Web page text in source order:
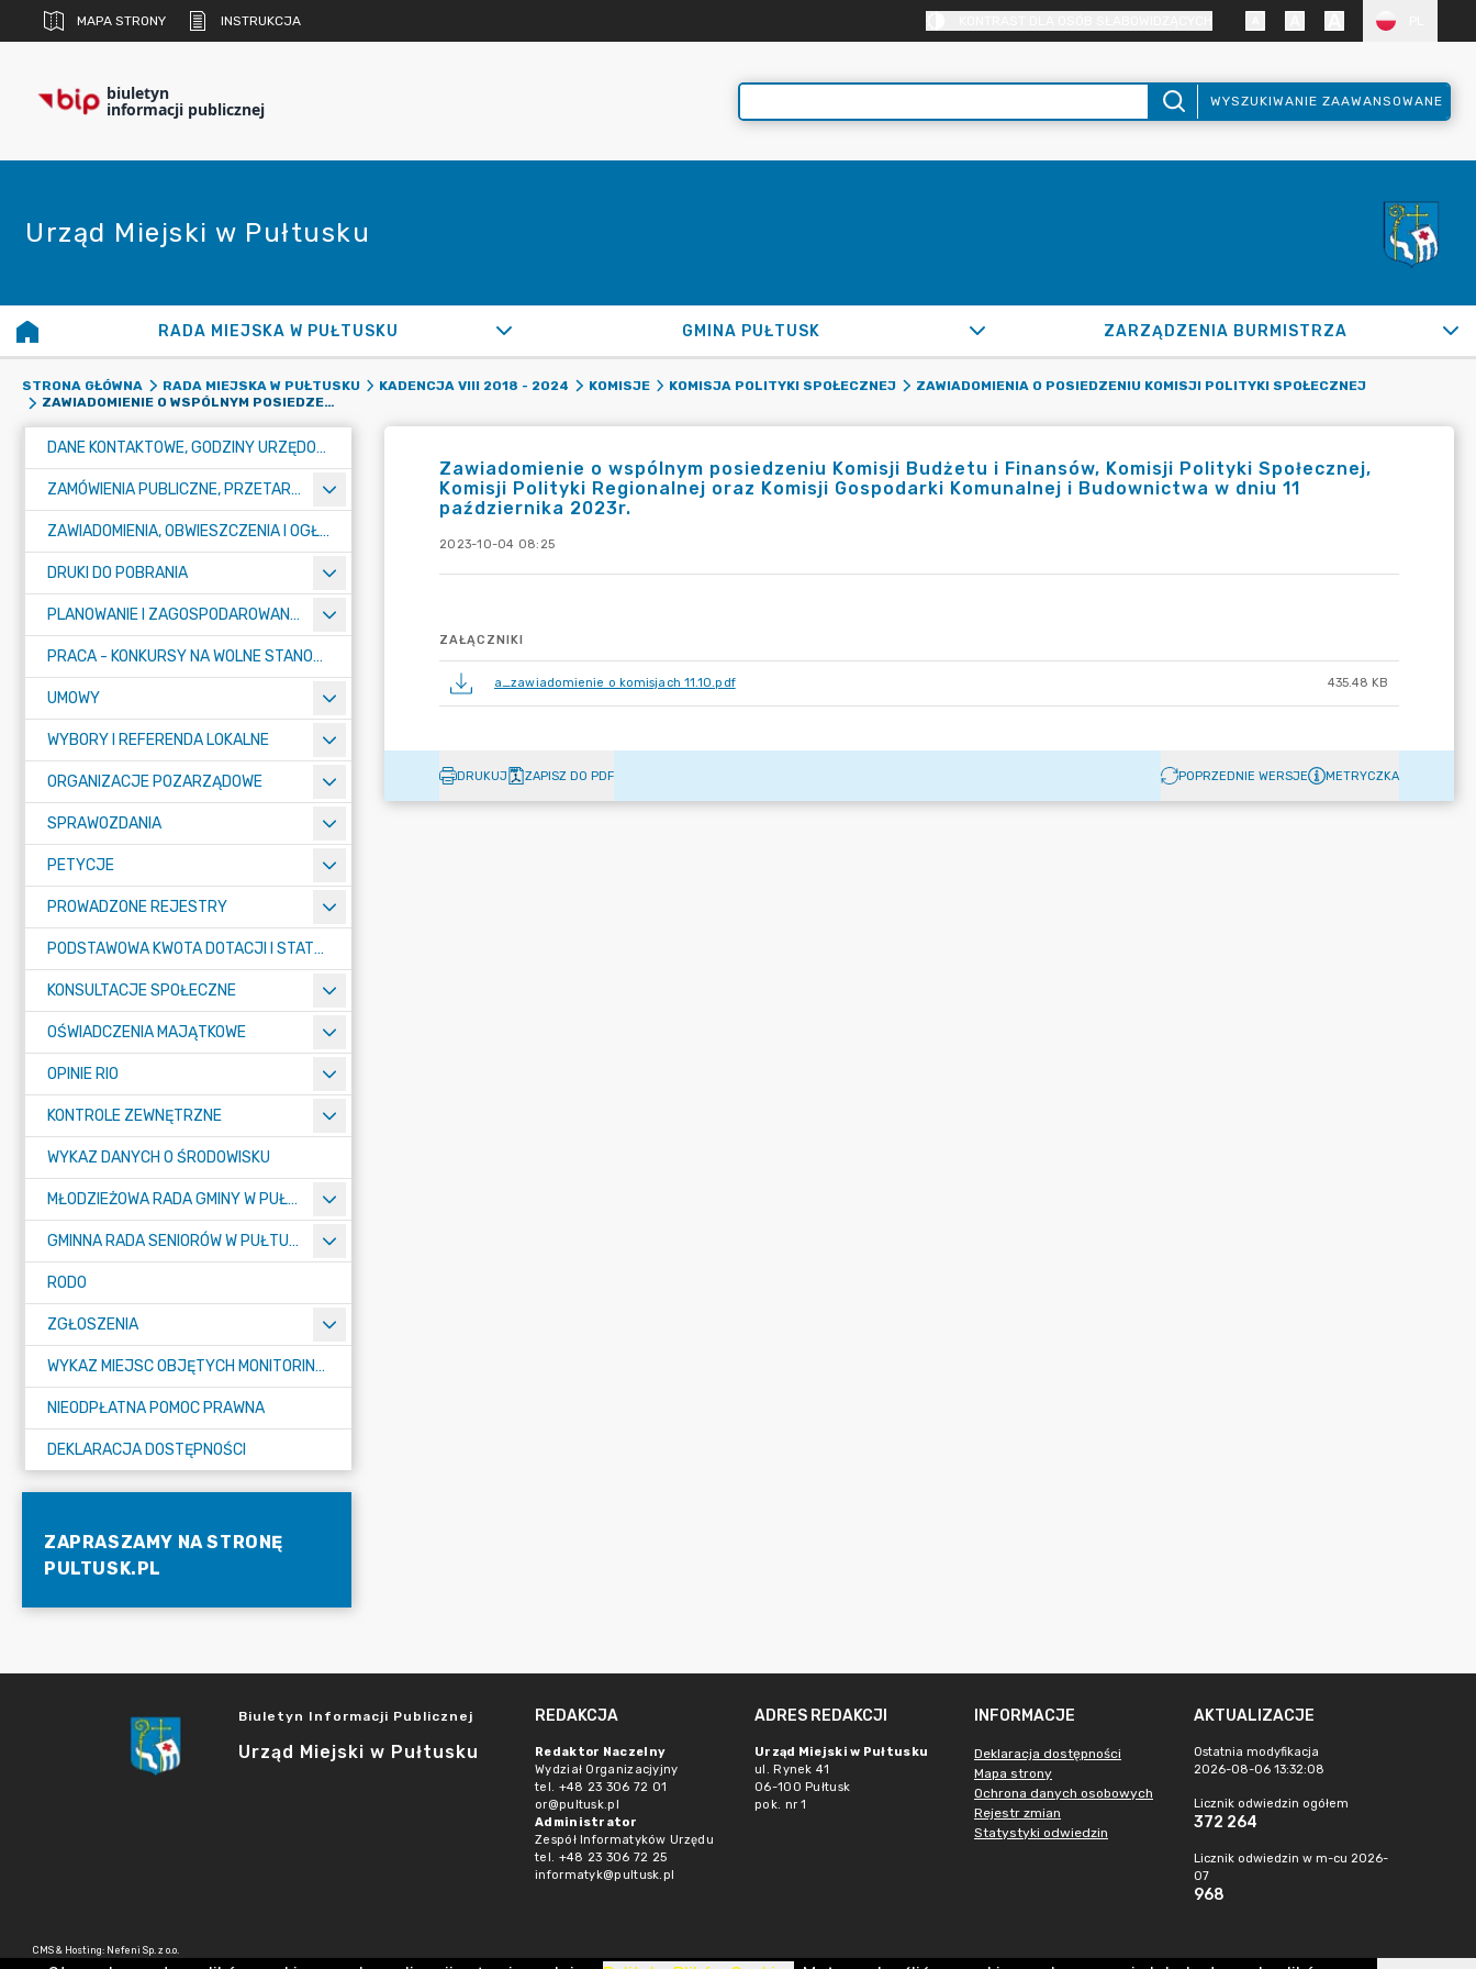
MAPA STRONY INSTRUKCJA
biuletyn
informacji publicznej WYSZUKIWANIE ZAAWANSOWANE
Urząd Miejski w Pułtusku
RADA MIEJSKA W PUŁTUSKU GMINA PUŁTUSK ZARZĄDZENIA BURMISTRZA
STRONA GŁÓWNA RADA MIEJSKA W PUŁTUSKU KADENCJA VIII 2018 - 2024 KOMISJE KOMISJA POLITYKI SPOŁECZNEJ
ZAWIADOMIENIA O POSIEDZENIU KOMISJI POLITYKI SPOŁECZNEJ
ZAWIADOMIENIE O WSPÓLNYM POSIEDZENIU KOMISJI BUDŻETU I FINANSÓW, KOMISJI POLITYKI SPOŁECZNEJ, KOMISJI POLITYKI REGIONALNEJ ORAZ KOMISJI GOSPODARKI KOMUNALNEJ I BUDOWNICTWA W DNIU 11 PAŹDZIERNIKA 2023R.
DANE KONTAKTOWE, GODZINY URZĘDOWANIA I NUMER KONTA BANKOWEGO
ZAMÓWIENIA PUBLICZNE, PRZETARGI, KONKURSY
ZAWIADOMIENIA, OBWIESZCZENIA I OGŁOSZENIA
DRUKI DO POBRANIA
PLANOWANIE I ZAGOSPODAROWANIE PRZESTRZENNE
PRACA - KONKURSY NA WOLNE STANOWISKA
UMOWY
WYBORY I REFERENDA LOKALNE
ORGANIZACJE POZARZĄDOWE
SPRAWOZDANIA
PETYCJE
PROWADZONE REJESTRY
PODSTAWOWA KWOTA DOTACJI I STATYSTYCZNA LICZBA UCZNIÓW
KONSULTACJE SPOŁECZNE
OŚWIADCZENIA MAJĄTKOWE
OPINIE RIO
KONTROLE ZEWNĘTRZNE
WYKAZ DANYCH O ŚRODOWISKU
MŁODZIEŻOWA RADA GMINY W PUŁTUSKU
GMINNA RADA SENIORÓW W PUŁTUSKU
RODO
ZGŁOSZENIA
WYKAZ MIEJSC OBJĘTYCH MONITORINGIEM
NIEODPŁATNA POMOC PRAWNA
DEKLARACJA DOSTĘPNOŚCI
ZAPRASZAMY NA STRONĘ
PULTUSK.PL
Zawiadomienie o wspólnym posiedzeniu Komisji Budżetu i Finansów, Komisji Polityki Społecznej,
Komisji Polityki Regionalnej oraz Komisji Gospodarki Komunalnej i Budownictwa w dniu 11
października 2023r.
2023-10-04 08:25
ZAŁĄCZNIKI
a_zawiadomienie o komisjach 11.10.pdf 435.48 KB
DRUKUJ ZAPISZ DO PDF POPRZEDNIE WERSJE METRYCZKA
Biuletyn Informacji Publicznej
Urząd Miejski w Pułtusku
REDAKCJA
Redaktor Naczelny
Wydział Organizacjyjny
tel. +48 23 306 72 01
or@pultusk.pl
Administrator
Zespół Informatyków Urzędu
tel. +48 23 306 72 25
informatyk@pultusk.pl
ADRES REDAKCJI
Urząd Miejski w Pułtusku
ul. Rynek 41
06-100 Pułtusk
pok. nr 1
INFORMACJE
Deklaracja dostępności
Mapa strony
Ochrona danych osobowych
Rejestr zmian
Statystyki odwiedzin
AKTUALIZACJE
Ostatnia modyfikacja
2026-08-06 13:32:08
Licznik odwiedzin ogółem
372 264
Licznik odwiedzin w m-cu 2026-
07
968
CMS & Hosting: Nefeni Sp. z o.o.